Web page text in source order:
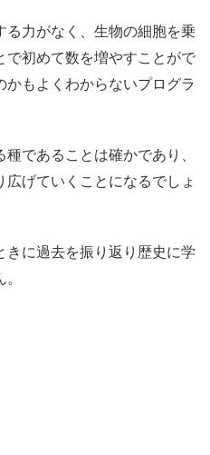
る力がなく、生物の細胞を乗
で初めて数を増やすことがで
もよくわからないプログラ
であることは確かであり、
げていくことになるでしょ
に過去を振り返り歴史に学